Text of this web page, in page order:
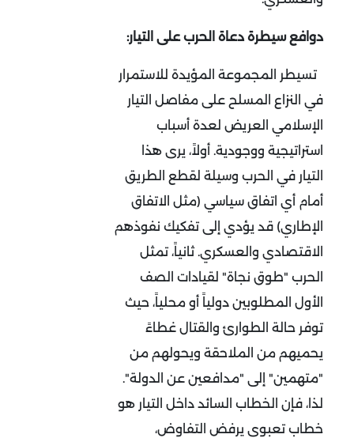
دوافع سيطرة دعاة الحرب على التيار:
تسيطر المجموعة المؤيدة للاستمرار
في النزاع المسلح على مفاصل التيار
الإسلامي العريض لعدة أسباب
استراتيجية ووجودية. أولاً، يرى هذا
التيار في الحرب وسيلة لقطع الطريق
أمام أي اتفاق سياسي (مثل الاتفاق
الإطاري) قد يؤدي إلى تفكيك نفوذهم
الاقتصادي والعسكري. ثانياً، تمثل
الحرب "طوق نجاة" لقيادات الصف
الأول المطلوبين دولياً أو محلياً، حيث
توفر حالة الطوارئ والقتال غطاءً
يحميهم من الملاحقة ويحولهم من
"متهمين" إلى "مدافعين عن الدولة".
لذا، فإن الخطاب السائد داخل التيار هو
خطاب تعبوي يرفض التفاوض،